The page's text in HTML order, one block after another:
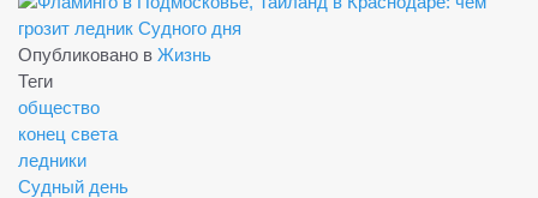
Опубликовано в Жизнь
Теги
общество
конец света
ледники
Судный день